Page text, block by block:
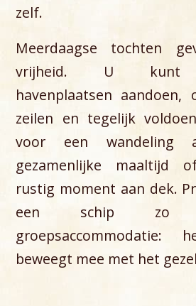
zelf.
Meerdaagse tochten
vrijheid. U kunt
havenplaatsen aandoen,
zeilen en tegelijk
voor een wandeling
gezamenlijke maaltijd
rustig moment aan dek.
een schip zo
groepsaccommodatie:
beweegt mee met het